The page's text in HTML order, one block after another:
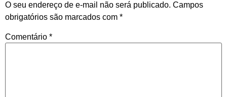
O seu endereço de e-mail não será publicado. Campos
obrigatórios são marcados com *
Comentário *